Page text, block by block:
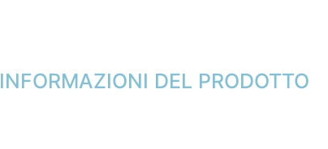
INFORMAZIONI DEL PRODOTTO